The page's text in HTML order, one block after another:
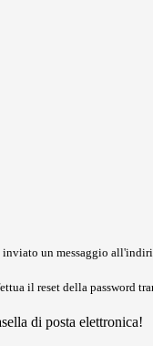
inviato un messaggio
il reset della password
di posta elettronica!